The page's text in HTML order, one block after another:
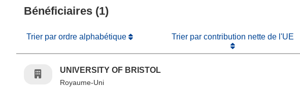
Bénéficiaires (1)
Trier par ordre alphabétique Trier par contribution nette de l'UE
UNIVERSITY OF BRISTOL
Royaume-Uni